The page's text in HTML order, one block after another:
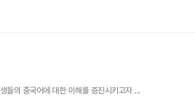
들의 중국어에 대한 이해를 증진시키고자 ...